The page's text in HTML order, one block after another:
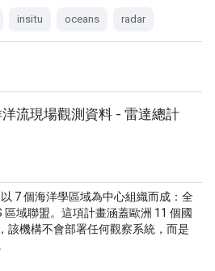
insitu oceans radar
流現場觀測資料 - 雷達總計
7 個海洋學區域為中心組織而成：全
區域聯盟。這項計畫涵蓋歐洲 11 個國
該機構不會部署任何觀察系統，而是